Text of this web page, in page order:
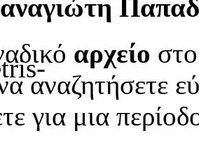
αρχείο
αναζητήσετε
για μια